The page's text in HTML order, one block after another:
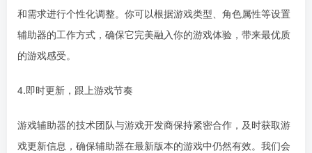
和需求进行个性化调整。你可以根据游戏类型、角色属性等设置
辅助器的工作方式，确保它完美融入你的游戏体验，带来最优质
的游戏感受。
4.即时更新，跟上游戏节奏
游戏辅助器的技术团队与游戏开发商保持紧密合作，及时获取游
戏更新信息，确保辅助器在最新版本的游戏中仍然有效。我们会